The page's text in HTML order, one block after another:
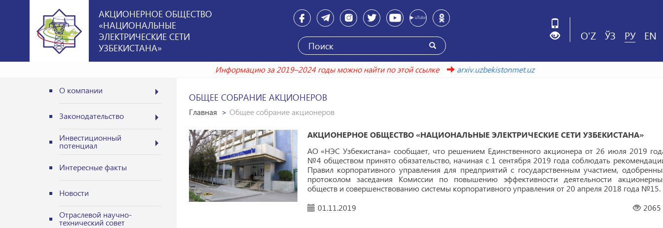
АКЦИОНЕРНОЕ ОБЩЕСТВО
«НАЦИОНАЛЬНЫЕ
ЭЛЕКТРИЧЕСКИЕ СЕТИ
УЗБЕКИСТАНА»
O'Z ЎЗ РУ EN
Информацию за 2019–2024 годы можно найти по этой ссылке
arxiv.uzbekistonmet.uz
О компании
Законодательство
Инвестиционный
потенциал
Интересные факты
Новости
Отраслевой научно-
технический совет
ОБЩЕЕ СОБРАНИЕ АКЦИОНЕРОВ
Главная Общее собрание акционеров
АКЦИОНЕРНОЕ ОБЩЕСТВО «НАЦИОНАЛЬНЫЕ ЭЛЕКТРИЧЕСКИЕ СЕТИ УЗБЕКИСТАНА»
АО «НЭС Узбекистана» сообщает, что решением Единственного акционера от 26 июля 2019
№4 обществом принято обязательство, начиная с 1 сентября 2019 года соблюдать
Правил корпоративного управления для предприятий с государственным участием,
протоколом заседания Комиссии по повышению эффективности деятельности
обществ и совершенствованию системы корпоративного управления от 20 апреля 2018 года №15.
01.11.2019
2065